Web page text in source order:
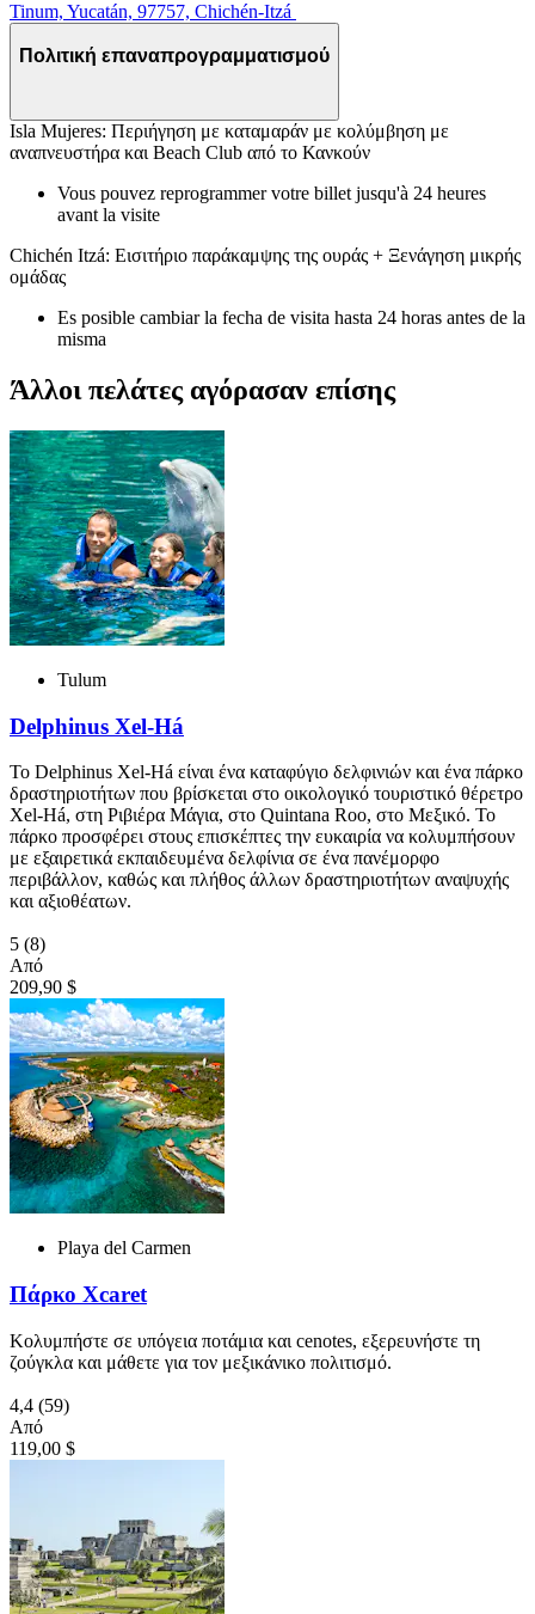
Tinum, Yucatán, 97757, Chichén-Itzá
Πολιτική επαναπρογραμματισμού
Isla Mujeres: Περιήγηση με καταμαράν με κολύμβηση με
αναπνευστήρα και Beach Club από το Κανκούν
Vous pouvez reprogrammer votre billet jusqu'à 24 heures
avant la visite
Chichén Itzá: Εισιτήριο παράκαμψης της ουράς + Ξενάγηση μικρής
ομάδας
Es posible cambiar la fecha de visita hasta 24 horas antes de la
misma
Άλλοι πελάτες αγόρασαν επίσης
Tulum
Delphinus Xel-Há
Το Delphinus Xel-Há είναι ένα καταφύγιο δελφινιών και ένα πάρκο
δραστηριοτήτων που βρίσκεται στο οικολογικό τουριστικό θέρετρο
Xel-Há, στη Ριβιέρα Μάγια, στο Quintana Roo, στο Μεξικό. Το
πάρκο προσφέρει στους επισκέπτες την ευκαιρία να κολυμπήσουν
με εξαιρετικά εκπαιδευμένα δελφίνια σε ένα πανέμορφο
περιβάλλον, καθώς και πλήθος άλλων δραστηριοτήτων αναψυχής
και αξιοθέατων.
5 (8)
Από
209,90 $
Playa del Carmen
Πάρκο Xcaret
Κολυμπήστε σε υπόγεια ποτάμια και cenotes, εξερευνήστε τη
ζούγκλα και μάθετε για τον μεξικάνικο πολιτισμό.
4,4 (59)
Από
119,00 $